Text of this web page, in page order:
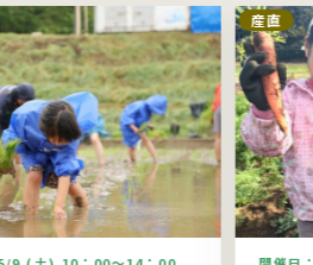
産直